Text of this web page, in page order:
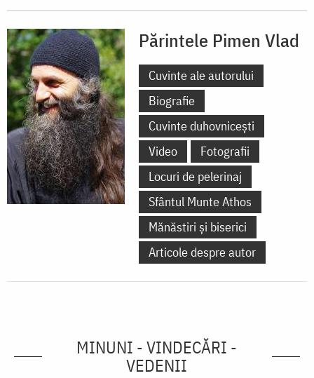
Părintele Pimen Vlad
Cuvinte ale autorului
Biografie
Cuvinte duhovnicești
Video
Fotografii
Locuri de pelerinaj
Sfântul Munte Athos
Mănăstiri și biserici
Articole despre autor
MINUNI - VINDECĂRI -
VEDENII